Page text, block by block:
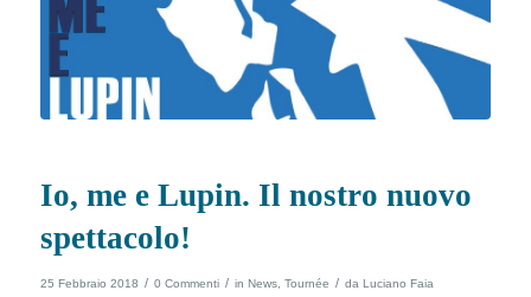
Io, me e Lupin. Il nostro nuovo
spettacolo!
25 Febbraio 2018 / 0 Commenti / in News, Tournée / da Luciano Faia